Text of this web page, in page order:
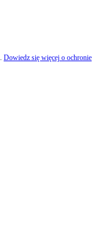
Dowiedz się więcej o ochronie